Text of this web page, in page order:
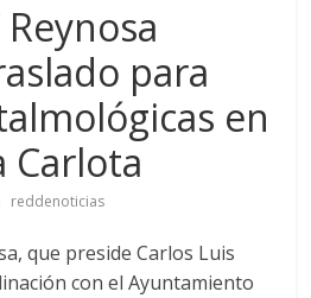
Reynosa
para
en
Carlota
reddenoticias
que preside Carlos Luis
con el Ayuntamiento